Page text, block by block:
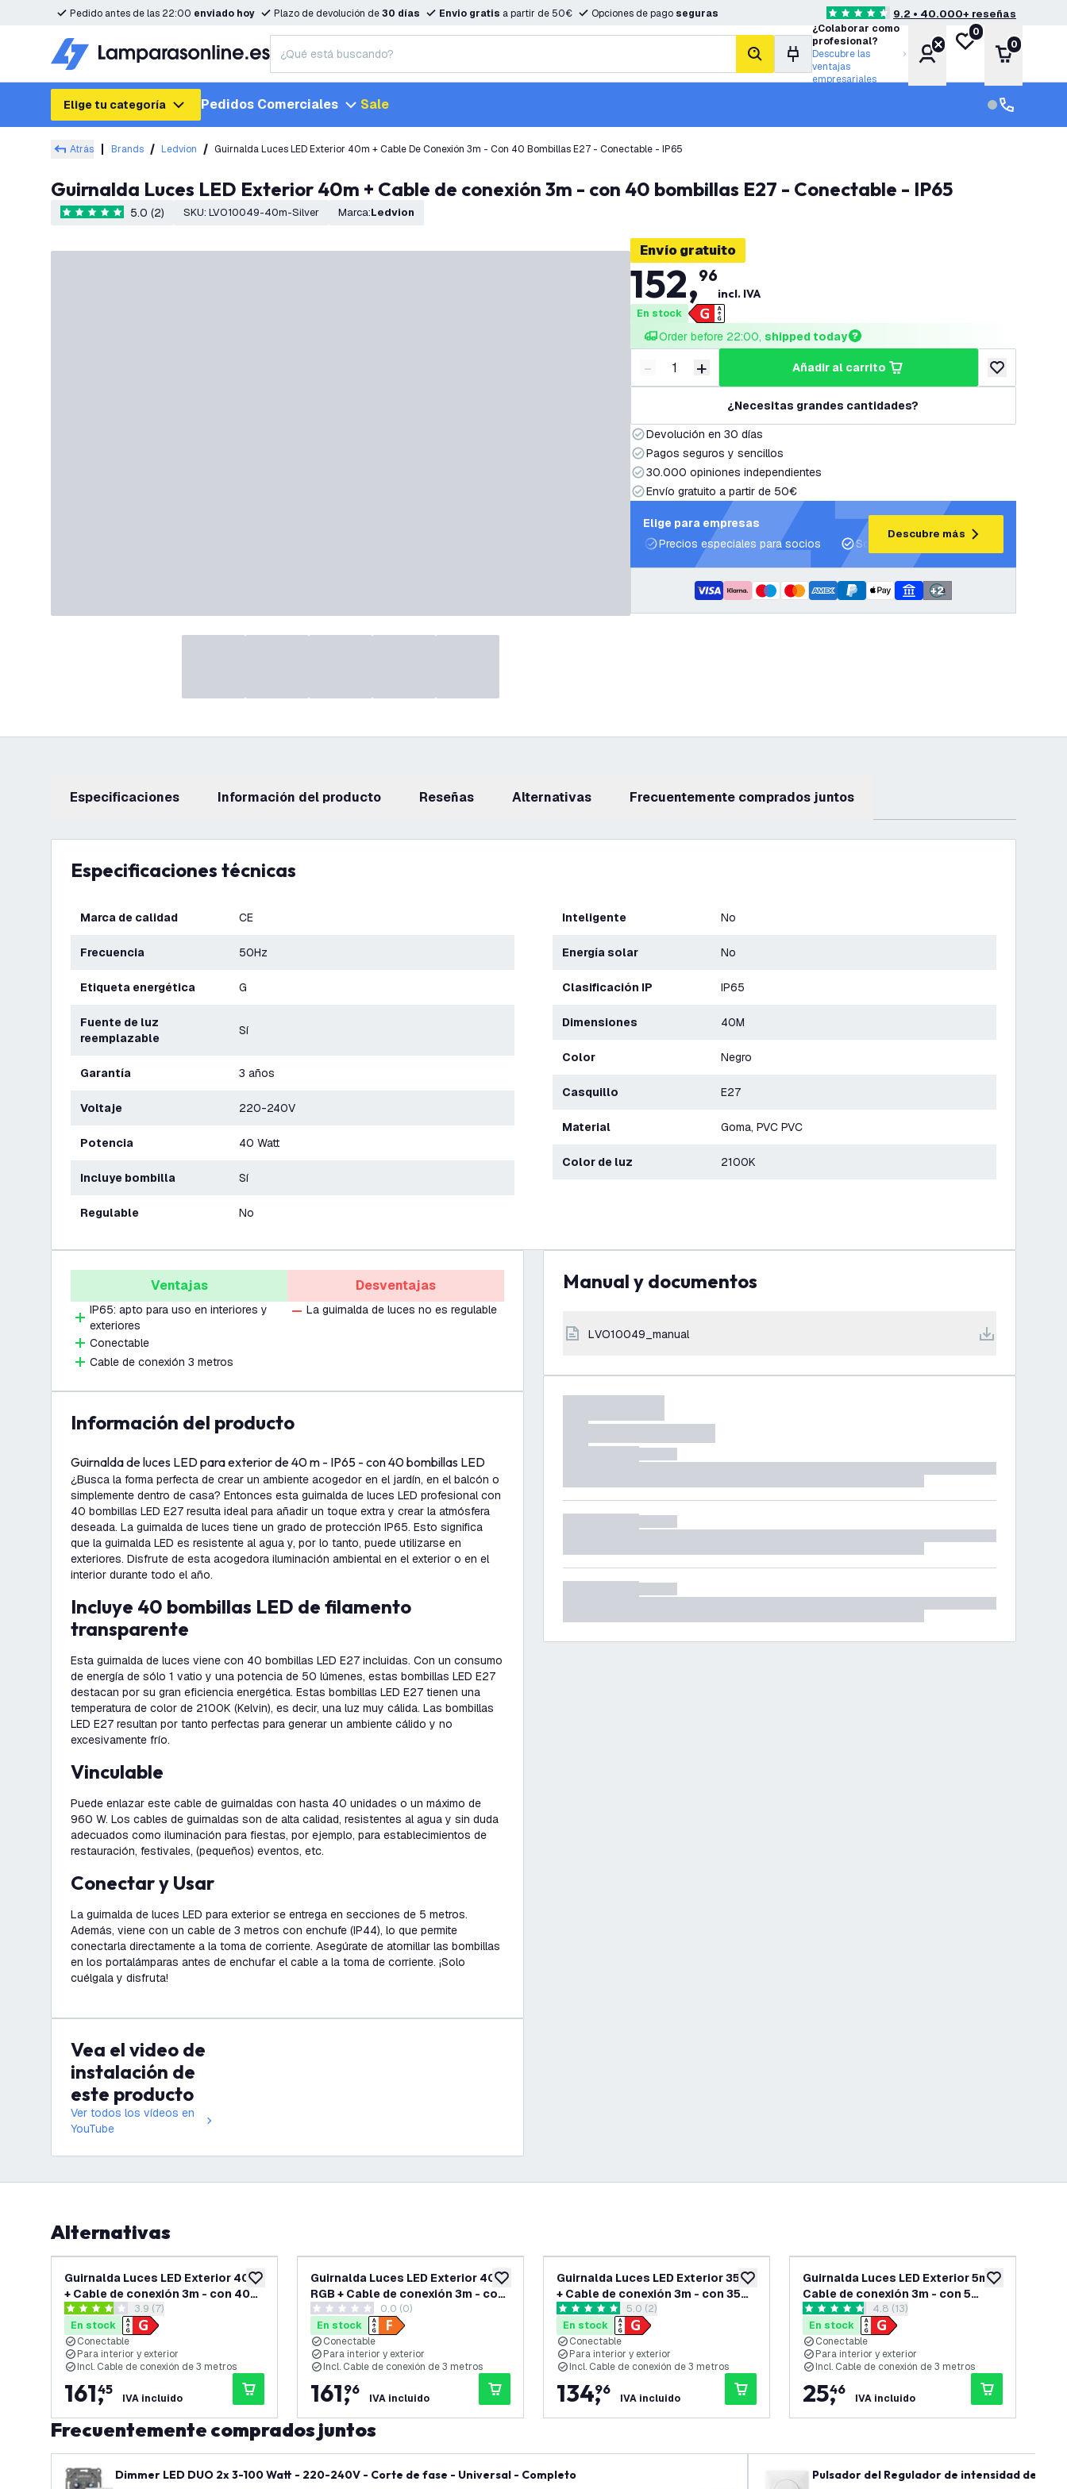
Pedido antes de las 22:00 enviado hoy Plazo de devolución de30 días Envio gratis a partir de 50€ Opciones de pago seguras 4.6 estrellas de puntuación
9.2 • 40.000+ reseñas
buscar
¿Colaborar como
profesional?
Descubre las
ventajas
empresariales
Cuenta
Mi lista de deseos
0
Carrito
0
Elige tu categoría Pedidos Comerciales Sale Servicio al
Servicio al
Atrás Brands Ledvion Guirnalda Luces LED Exterior 40m + Cable De Conexión 3m - Con 40 Bombillas E27 - Conectable - IP65
Guirnalda Luces LED Exterior 40m + Cable de conexión 3m - con 40 bombillas E27 - Conectable - IP65
5 estrellas de puntuación
5.0 (2) SKU: LVO10049-40m-Silver Marca: Ledvion
Envío gratuito
152,96
incl. IVA
En stock
Order before 22:00, shipped today
Disminuir cantidad
- Aumentar cantidad
+ añadir al carrito
añadir a lista
¿Necesitas grandes cantidades?
Devolución en 30 días
Pagos seguros y sencillos
30.000 opiniones independientes
Envío gratuito a partir de 50€
Elige para empresas
Precios especiales para socios
Soporte para proyectos y planes de
Descubre más
+2
Especificaciones información del producto reseñas Alternativas Frecuentemente comprados juntos
Especificaciones técnicas
Marca de calidad CE
Frecuencia 50Hz
Etiqueta energética G
Fuente de luz
reemplazable
Sí
Garantía 3 años
Voltaje 220-240V
Potencia 40 Watt
Incluye bombilla Sí
Regulable No
Inteligente No
Energía solar No
Clasificación IP IP65
Dimensiones 40M
Color Negro
Casquillo E27
Material Goma, PVC PVC
Color de luz 2100K
Ventajas
IP65: apto para uso en interiores y
exteriores
Conectable
Cable de conexión 3 metros
Desventajas
La guirnalda de luces no es regulable
información del producto
Guirnalda de luces LED para exterior de 40 m - IP65 - con 40 bombillas LED
¿Busca la forma perfecta de crear un ambiente acogedor en el jardín, en el balcón o
simplemente dentro de casa? Entonces esta guirnalda de luces LED profesional con
40 bombillas LED E27 resulta ideal para añadir un toque extra y crear la atmósfera
deseada. La guirnalda de luces tiene un grado de protección IP65. Esto significa
que la guirnalda LED es resistente al agua y, por lo tanto, puede utilizarse en
exteriores. Disfrute de esta acogedora iluminación ambiental en el exterior o en el
interior durante todo el año.
Incluye 40 bombillas LED de filamento
transparente
Esta guirnalda de luces viene con 40 bombillas LED E27 incluidas. Con un consumo
de energía de sólo 1 vatio y una potencia de 50 lúmenes, estas bombillas LED E27
destacan por su gran eficiencia energética. Estas bombillas LED E27 tienen una
temperatura de color de 2100K (Kelvin), es decir, una luz muy cálida. Las bombillas
LED E27 resultan por tanto perfectas para generar un ambiente cálido y no
excesivamente frío.
Vinculable
Puede enlazar este cable de guirnaldas con hasta 40 unidades o un máximo de
960 W. Los cables de guirnaldas son de alta calidad, resistentes al agua y sin duda
adecuados como iluminación para fiestas, por ejemplo, para establecimientos de
restauración, festivales, (pequeños) eventos, etc.
Conectar y Usar
La guirnalda de luces LED para exterior se entrega en secciones de 5 metros.
Además, viene con un cable de 3 metros con enchufe (IP44), lo que permite
conectarla directamente a la toma de corriente. Asegúrate de atornillar las bombillas
en los portalámparas antes de enchufar el cable a la toma de corriente. ¡Solo
cuélgala y disfruta!
Vea el video de
instalación de
este producto
Ver todos los vídeos en
YouTube
Manual y documentos
LVO10049_manual
Alternativas
añadir a lista de deseos
Guirnalda Luces LED Exterior 40m
+ Cable de conexión 3m - con 40
bombillas E27 - Conectable - IP65
abrir el panel de reseñas
3.9 estrellas de puntuación
3.9 (7)
En stock
Conectable
Para interior y exterior
Incl. Cable de conexión de 3 metros
161,
45
IVA incluido
añadir a lista de deseos
Guirnalda Luces LED Exterior 40m
RGB + Cable de conexión 3m - con
40 bombillas E27 - Conectable -
IP65
0 estrellas de puntuación
0.0 (0)
En stock
Conectable
Para interior y exterior
Incl. Cable de conexión de 3 metros
161,
96
IVA incluido
añadir a lista de deseos
Guirnalda Luces LED Exterior 35m
+ Cable de conexión 3m - con 35
bombillas E27 - Conectable - IP65
abrir el panel de reseñas
5 estrellas de puntuación
5.0 (2)
En stock
Conectable
Para interior y exterior
Incl. Cable de conexión de 3 metros
134,
96
IVA incluido
añadir a lista
Guirnalda Luces LED Exterior 5m +
Cable de conexión 3m - con 5
bombillas E27 - Conectable - IP65
abrir el panel de reseñas
4.8 estrellas de puntuación
4.8 (13)
En stock
Conectable
Para interior y exterior
Incl. Cable de conexión de 3 metros
25,
46
IVA incluido
Frecuentemente comprados juntos
Dimmer LED DUO 2x 3-100 Watt - 220-240V - Corte de fase - Universal - Completo Pulsador del Regulador de intensidad de Luz